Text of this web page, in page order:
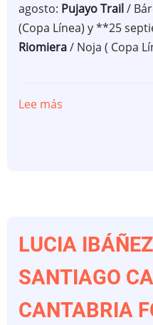
agosto: Pujayo Trail/
(Copa Línea) y **25
Riomiera/ Noja ( Copa
Lee más
LUCIA
SANTIAGO
CANTABRIA